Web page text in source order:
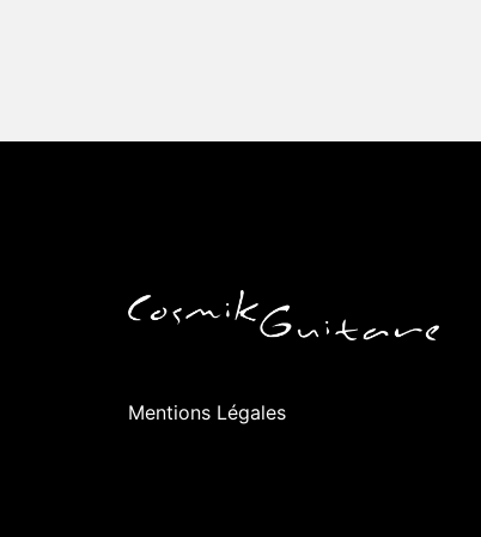
Mentions Légales